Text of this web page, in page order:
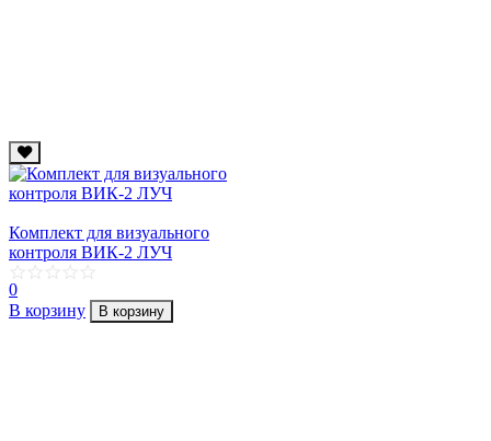
Комплект для визуального
контроля ВИК-2 ЛУЧ
0
В корзину
В корзину